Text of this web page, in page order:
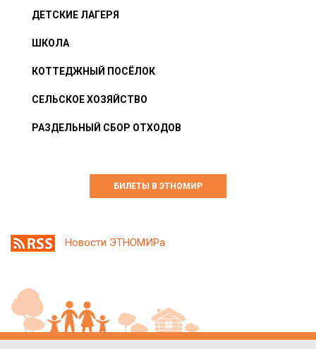
ДЕТСКИЕ ЛАГЕРЯ
ШКОЛА
КОТТЕДЖНЫЙ ПОСЁЛОК
СЕЛЬСКОЕ ХОЗЯЙСТВО
РАЗДЕЛЬНЫЙ СБОР ОТХОДОВ
БИЛЕТЫ В ЭТНОМИР
Новости ЭТНОМИРа